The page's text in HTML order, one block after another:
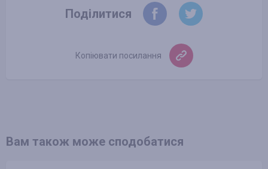
Поділитися
Копіювати посилання
Вам також може сподобатися